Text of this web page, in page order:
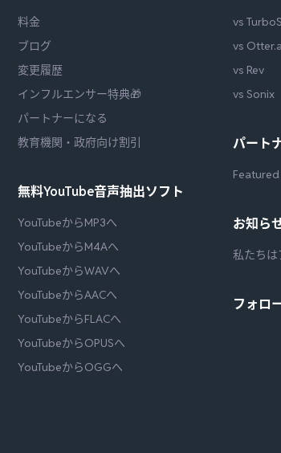
料金
ブログ
変更履歴
インフルエンサー特典🎁
パートナーになる
教育機関・政府向け割引
無料YouTube音声抽出ソフト
YouTubeからMP3へ
YouTubeからM4Aへ
YouTubeからWAVへ
YouTubeからAACへ
YouTubeからFLACへ
YouTubeからOPUSへ
YouTubeからOGGへ
vs
vs
vs Rev
vs Sonix
パート
お知ら
私たちは
フォロ